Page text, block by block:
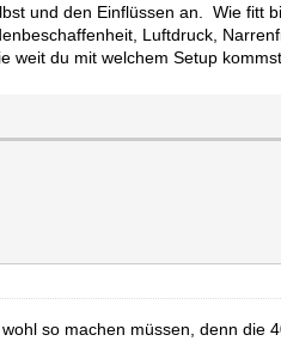
und den Einflüssen an. Wie fitt
Luftdruck,
weit du mit welchem Setup
so machen müssen, denn